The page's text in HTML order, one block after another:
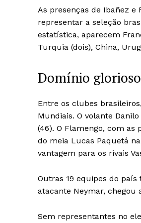
As presenças de Ibañez
representar a seleção
estatística, aparecem
Turquia (dois), China,
Domínio glorioso
Entre os clubes
Mundiais. O volante
(46). O Flamengo, com as
do meia Lucas Paquetá
vantagem para os rivais
Outras 19 equipes do país
atacante Neymar, chegou
Sem representantes no